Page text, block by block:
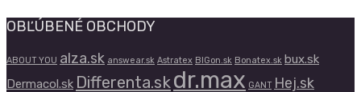
OBĽÚBENÉ OBCHODY
ABOUT YOU alza.sk answear.sk Astratex BIGon.sk Bonatex.sk bux.sk
Dermacol.sk Differenta.skdr.max GANT Hej.sk